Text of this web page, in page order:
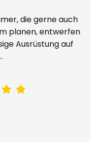
die gerne auch
planen, entwerfen
Ausrüstung auf